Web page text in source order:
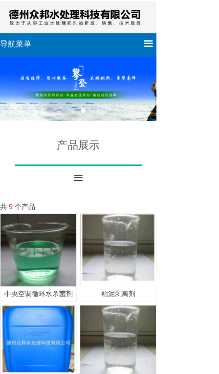
끀
导航菜单
끀
产品展示
共 9 个产品
中央空调循环水杀菌剂 粘泥剥离剂